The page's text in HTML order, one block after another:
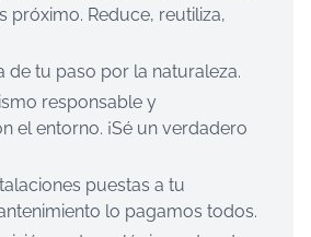
próximo. Reduce, reutiliza,
de tu paso por la naturaleza.
responsable y
el entorno. ¡Sé un verdadero
puestas a tu
lo pagamos todos.